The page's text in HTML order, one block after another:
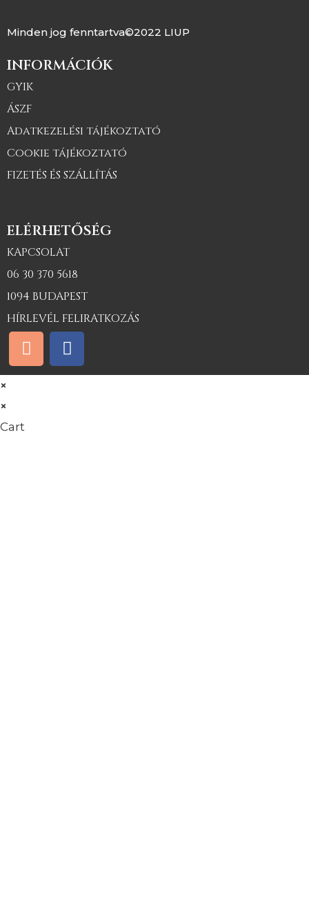
Minden jog fenntartva©2022 LIUP
INFORMÁCIÓK
GYIK
ÁSZF
Adatkezelési tájékoztató
Cookie tájékoztató
FIZETÉS ÉS SZÁLLÍTÁS
ELÉRHETŐSÉG
KAPCSOLAT
06 30 370 5618
1094 BUDAPEST
HÍRLEVÉL FELIRATKOZÁS
×
×
Cart